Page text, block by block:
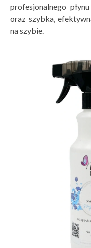
profesjonalnego
oraz szybka,
na szybie.